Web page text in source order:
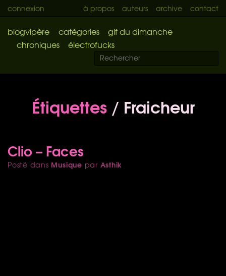
connexion à propos auteurs archive contact
blogvipère catégories
gif du dimanche
chroniques
électrofucks
Étiquettes/ Fraicheur
Clio – Faces
Posté dans Musique par Asthik